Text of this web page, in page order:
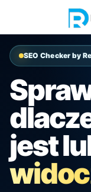
SEO Checker by
jest